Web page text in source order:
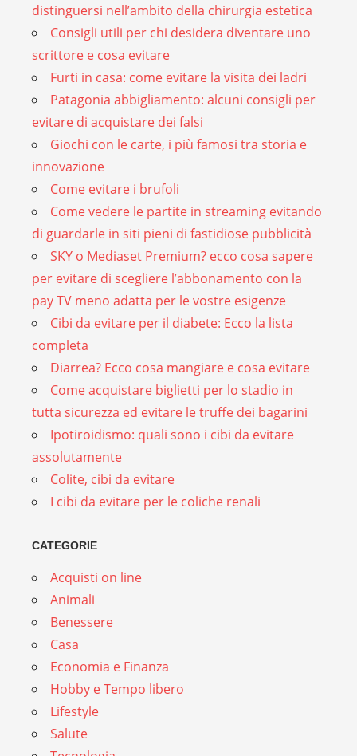
distinguersi nell’ambito della chirurgia estetica
Consigli utili per chi desidera diventare uno
scrittore e cosa evitare
Furti in casa: come evitare la visita dei ladri
Patagonia abbigliamento: alcuni consigli per
evitare di acquistare dei falsi
Giochi con le carte, i più famosi tra storia e
innovazione
Come evitare i brufoli
Come vedere le partite in streaming evitando
di guardarle in siti pieni di fastidiose pubblicità
SKY o Mediaset Premium? ecco cosa sapere
per evitare di scegliere l’abbonamento con la
pay TV meno adatta per le vostre esigenze
Cibi da evitare per il diabete: Ecco la lista
completa
Diarrea? Ecco cosa mangiare e cosa evitare
Come acquistare biglietti per lo stadio in
tutta sicurezza ed evitare le truffe dei bagarini
Ipotiroidismo: quali sono i cibi da evitare
assolutamente
Colite, cibi da evitare
I cibi da evitare per le coliche renali
CATEGORIE
Acquisti on line
Animali
Benessere
Casa
Economia e Finanza
Hobby e Tempo libero
Lifestyle
Salute